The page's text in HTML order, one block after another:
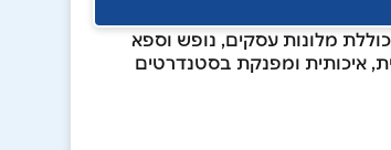
ועד דרום. הרשת כוללת מלונות עסקים, נופש וספא
איכותית ומפנקת בסטנדרטים